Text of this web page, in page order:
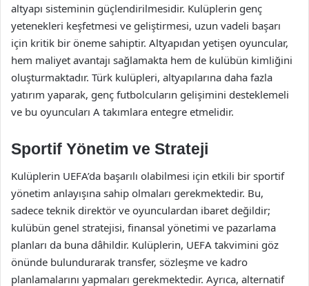
altyapı sisteminin güçlendirilmesidir. Kulüplerin genç
yetenekleri keşfetmesi ve geliştirmesi, uzun vadeli başarı
için kritik bir öneme sahiptir. Altyapıdan yetişen oyuncular,
hem maliyet avantajı sağlamakta hem de kulübün kimliğini
oluşturmaktadır. Türk kulüpleri, altyapılarına daha fazla
yatırım yaparak, genç futbolcuların gelişimini desteklemeli
ve bu oyuncuları A takımlara entegre etmelidir.
Sportif Yönetim ve Strateji
Kulüplerin UEFA’da başarılı olabilmesi için etkili bir sportif
yönetim anlayışına sahip olmaları gerekmektedir. Bu,
sadece teknik direktör ve oyunculardan ibaret değildir;
kulübün genel stratejisi, finansal yönetimi ve pazarlama
planları da buna dâhildir. Kulüplerin, UEFA takvimini göz
önünde bulundurarak transfer, sözleşme ve kadro
planlamalarını yapmaları gerekmektedir. Ayrıca, alternatif